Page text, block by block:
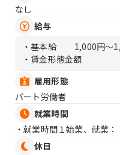
なし
給与
・基本給
1,000円〜
・賃金形態金額
雇用形態
パート労働者
就業時間
・就業時間１始業、就業：
休日